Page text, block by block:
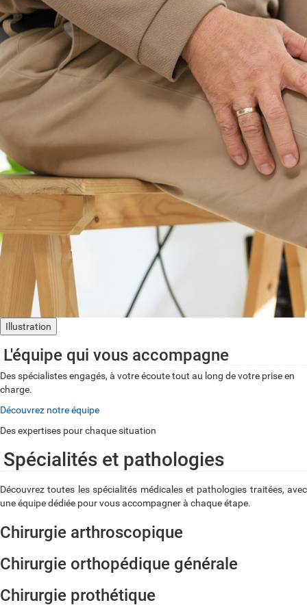
Illustration
L'équipe qui vous accompagne
Des spécialistes engagés, à votre écoute tout au long de votre prise en
charge.
Découvrez notre équipe
Des expertises pour chaque situation
Spécialités et pathologies
Découvrez toutes les spécialités médicales et pathologies traitées, avec
une équipe dédiée pour vous accompagner à chaque étape.
Chirurgie arthroscopique
Chirurgie orthopédique générale
Chirurgie prothétique